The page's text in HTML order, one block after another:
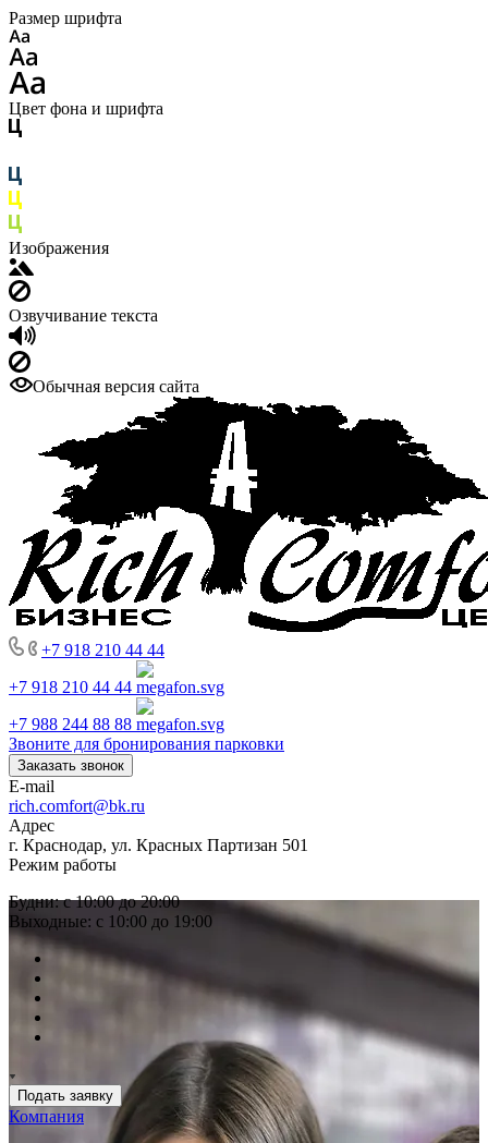
Размер шрифта
Цвет фона и шрифта
Изображения
Озвучивание текста
Обычная версия сайта
+7 918 210 44 44
+7 918 210 44 44
+7 988 244 88 88
Звоните для бронирования парковки
Заказать звонок
E-mail
rich.comfort@bk.ru
Адрес
г. Краснодар, ул. Красных Партизан 501
Режим работы
Будни: с 10:00 до 20:00
Выходные: с 10:00 до 19:00
Подать заявку
Компания